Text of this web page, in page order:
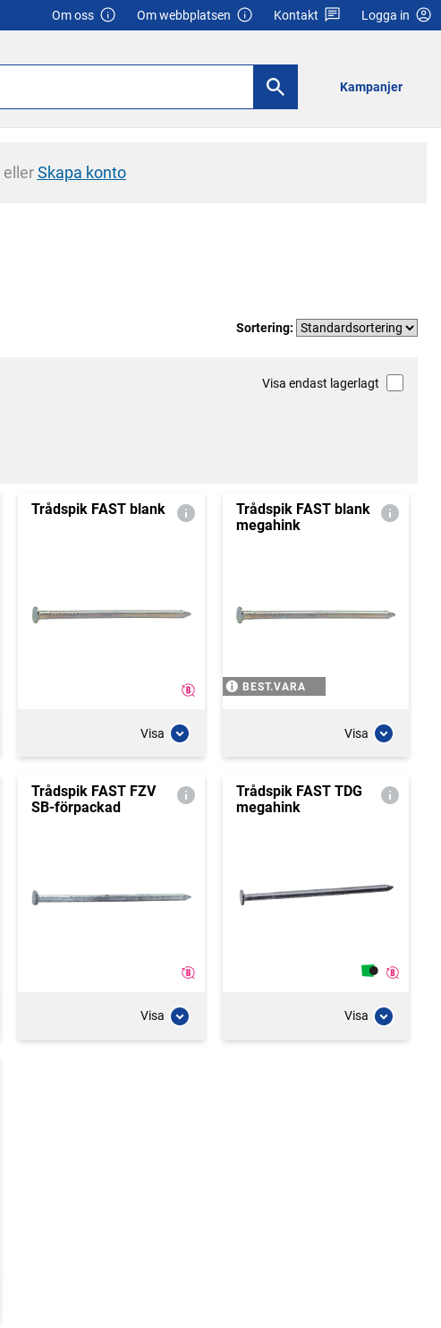
Om oss Om webbplatsen Kontakt Logga in
Kampanjer
ellerSkapa konto
Sortering:
Visa endast lagerlagt
Trådspik FAST blank
Visa
Trådspik FAST blank
megahink
BEST.VARA
Visa
Trådspik FAST FZV
SB-förpackad
Visa
Trådspik FAST TDG
megahink
Visa